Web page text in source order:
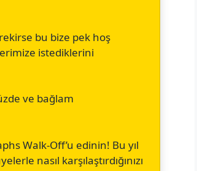
bu bize pek hoş
istediklerini
ve bağlam
Walk-Off’u edinin! Bu yıl
nasıl karşılaştırdığınızı